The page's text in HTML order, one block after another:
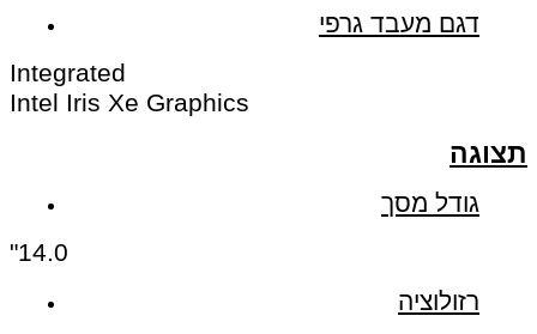
דגם מעבד גרפי
Integrated
Intel Iris Xe Graphics
תצוגה
גודל מסך
14.0"
רזולוציה